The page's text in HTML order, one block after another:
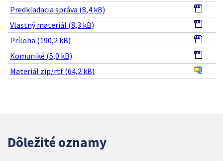
Predkladacia správa (8,4 kB)
Vlastný materiál (8,3 kB)
Príloha (190,2 kB)
Komuniké (5,0 kB)
Materiál zip/rtf (64,2 kB)
Dôležité oznamy